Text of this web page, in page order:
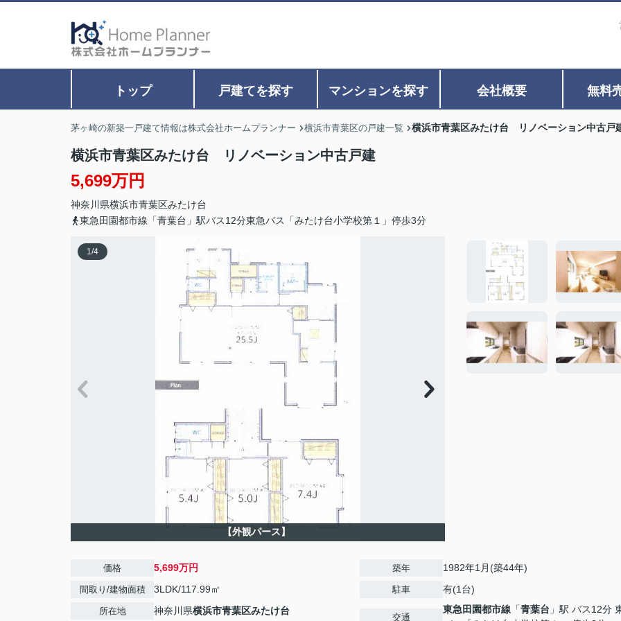
トップ 戸建てを探す マンションを探す 会社概要 無料
茅ヶ崎の新築一戸建て情報は株式会社ホームプランナー 横浜市青葉区の戸建一覧 横浜市青葉区みたけ台 リノベーション中古戸
横浜市青葉区みたけ台 リノベーション中古戸建
5,699万円
神奈川県横浜市青葉区みたけ台
東急田園都市線「青葉台」駅バス12分東急バス「みたけ台小学校第１」停歩3分
1/4
【外観パース】
価格 5,699万円
間取り/建物面積 3LDK/117.99㎡
所在地 神奈川県横浜市青葉区みたけ台
築年 1982年1月(築44年)
駐車 有(1台)
交通
東急田園都市線 「青葉台 」駅 バス12分